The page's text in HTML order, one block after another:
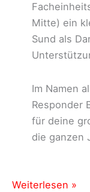
Mitte) ein
Sund als
Im Namen
Responder
für deine
die ganzen
Nach
Weiterlesen »